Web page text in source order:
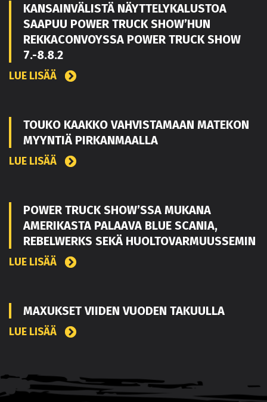
KANSAINVÄLISTÄ NÄYTTELYKALUSTOA
SAAPUU POWER TRUCK SHOW’HUN
REKKACONVOYSSA POWER TRUCK SHOW
7.-8.8.2
LUE LISÄÄ
TOUKO KAAKKO VAHVISTAMAAN MATEKON
MYYNTIÄ PIRKANMAALLA
LUE LISÄÄ
POWER TRUCK SHOW’SSA MUKANA
AMERIKASTA PALAAVA BLUE SCANIA,
REBELWERKS SEKÄ HUOLTOVARMUUSSEMIN
LUE LISÄÄ
MAXUKSET VIIDEN VUODEN TAKUULLA
LUE LISÄÄ